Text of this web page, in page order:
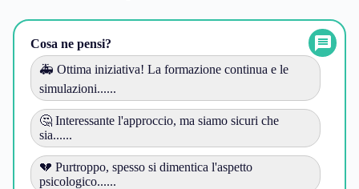
Cosa ne pensi?
🚑 Ottima iniziativa! La formazione continua e le
simulazioni......
🤔 Interessante l'approccio, ma siamo sicuri che
sia......
💔 Purtroppo, spesso si dimentica l'aspetto
psicologico......